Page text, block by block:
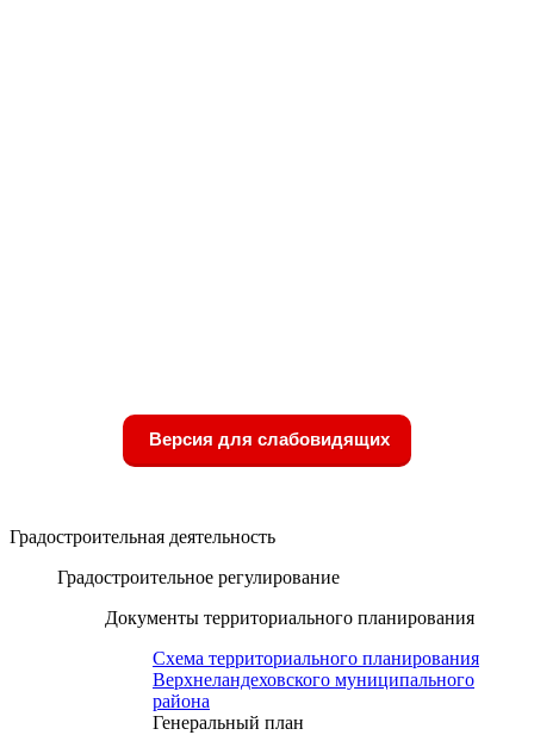
Версия для слабовидящих
Градостроительная деятельность
Градостроительное регулирование
Документы территориального планирования
Схема территориального планирования
Верхнеландеховского муниципального
района
Генеральный план